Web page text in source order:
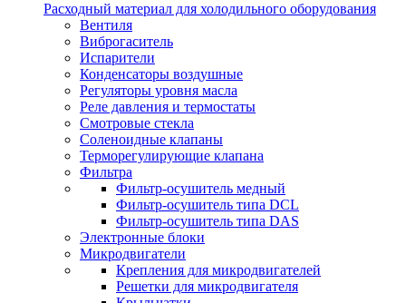
Расходный материал для холодильного оборудования
Вентиля
Виброгаситель
Испарители
Конденсаторы воздушные
Регуляторы уровня масла
Реле давления и термостаты
Смотровые стекла
Соленоидные клапаны
Терморегулирующие клапана
Фильтра
Фильтр-осушитель медный
Фильтр-осушитель типа DCL
Фильтр-осушитель типа DAS
Электронные блоки
Микродвигатели
Крепления для микродвигателей
Решетки для микродвигателя